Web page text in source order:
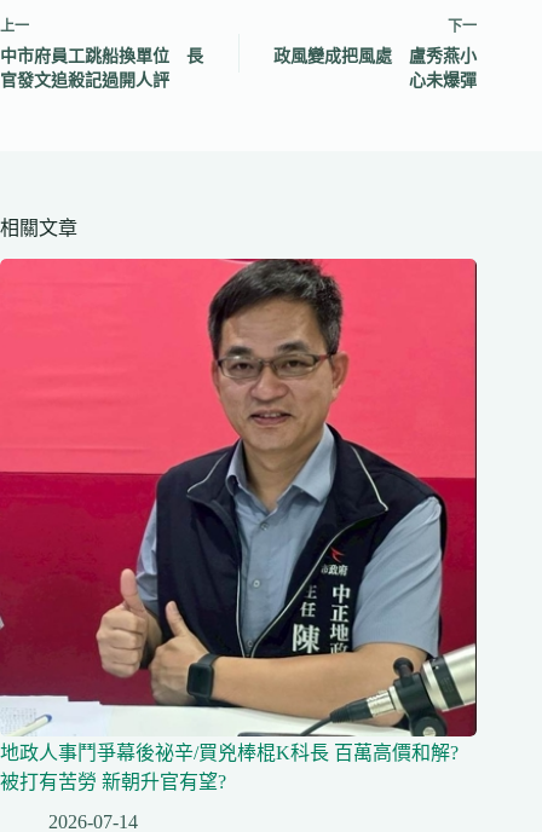
上一
中市府員工跳船換單位 長
官發文追殺記過開人評
下一
政風變成把風處 盧秀燕小
心未爆彈
相關文章
地政人事鬥爭幕後祕辛/買兇棒棍K科長 百萬高價和解?
被打有苦勞 新朝升官有望?
2026-07-14